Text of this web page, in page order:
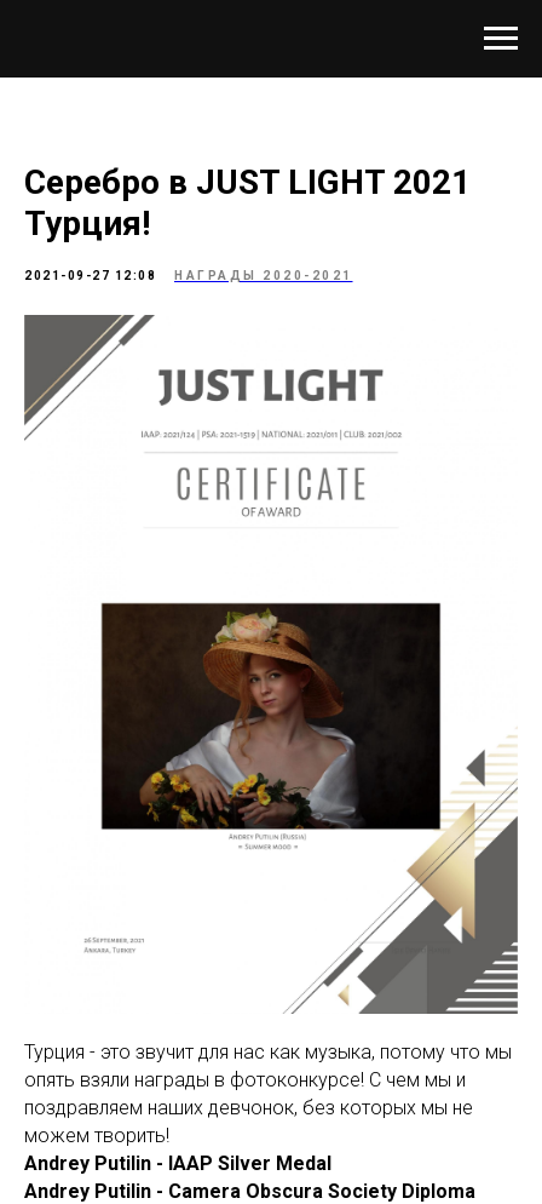
Серебро в JUST LIGHT 2021
Турция!
2021-09-27 12:08 НАГРАДЫ 2020-2021
Турция - это звучит для нас как музыка, потому что мы
опять взяли награды в фотоконкурсе! С чем мы и
поздравляем наших девчонок, без которых мы не
можем творить!
Andrey Putilin - IAAP Silver Medal
Andrey Putilin - Camera Obscura Society Diploma